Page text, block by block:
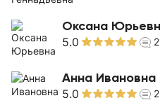
Оксана
5.0
Анна Ивановна
5.0